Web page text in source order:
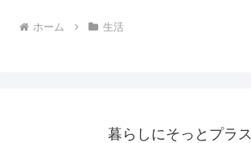
ホーム 生活
暮らしにそっとプラス